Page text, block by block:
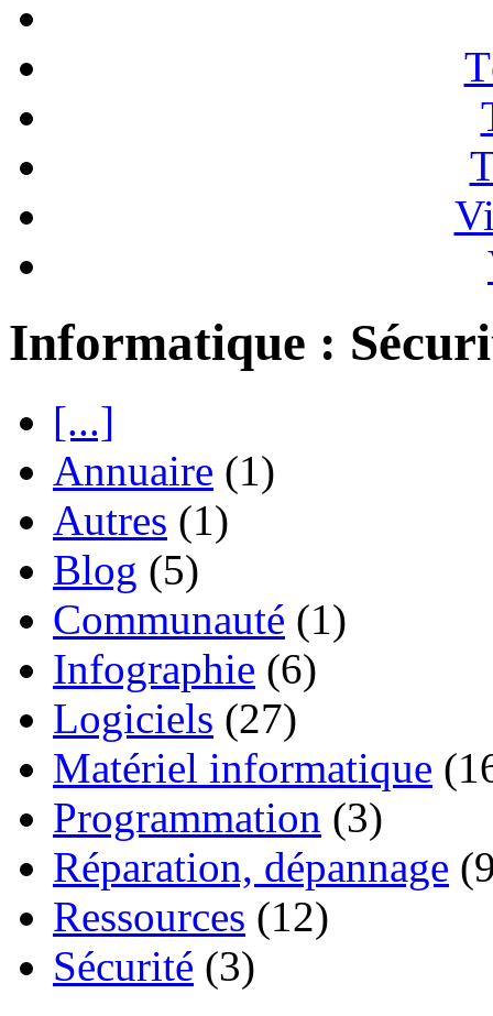
Informatique :
[...]
Annuaire (1)
Autres (1)
Blog (5)
Communauté (1)
Infographie (6)
Logiciels (27)
Matériel informatique
Programmation (3)
Réparation, dépannage
Ressources (12)
Sécurité (3)